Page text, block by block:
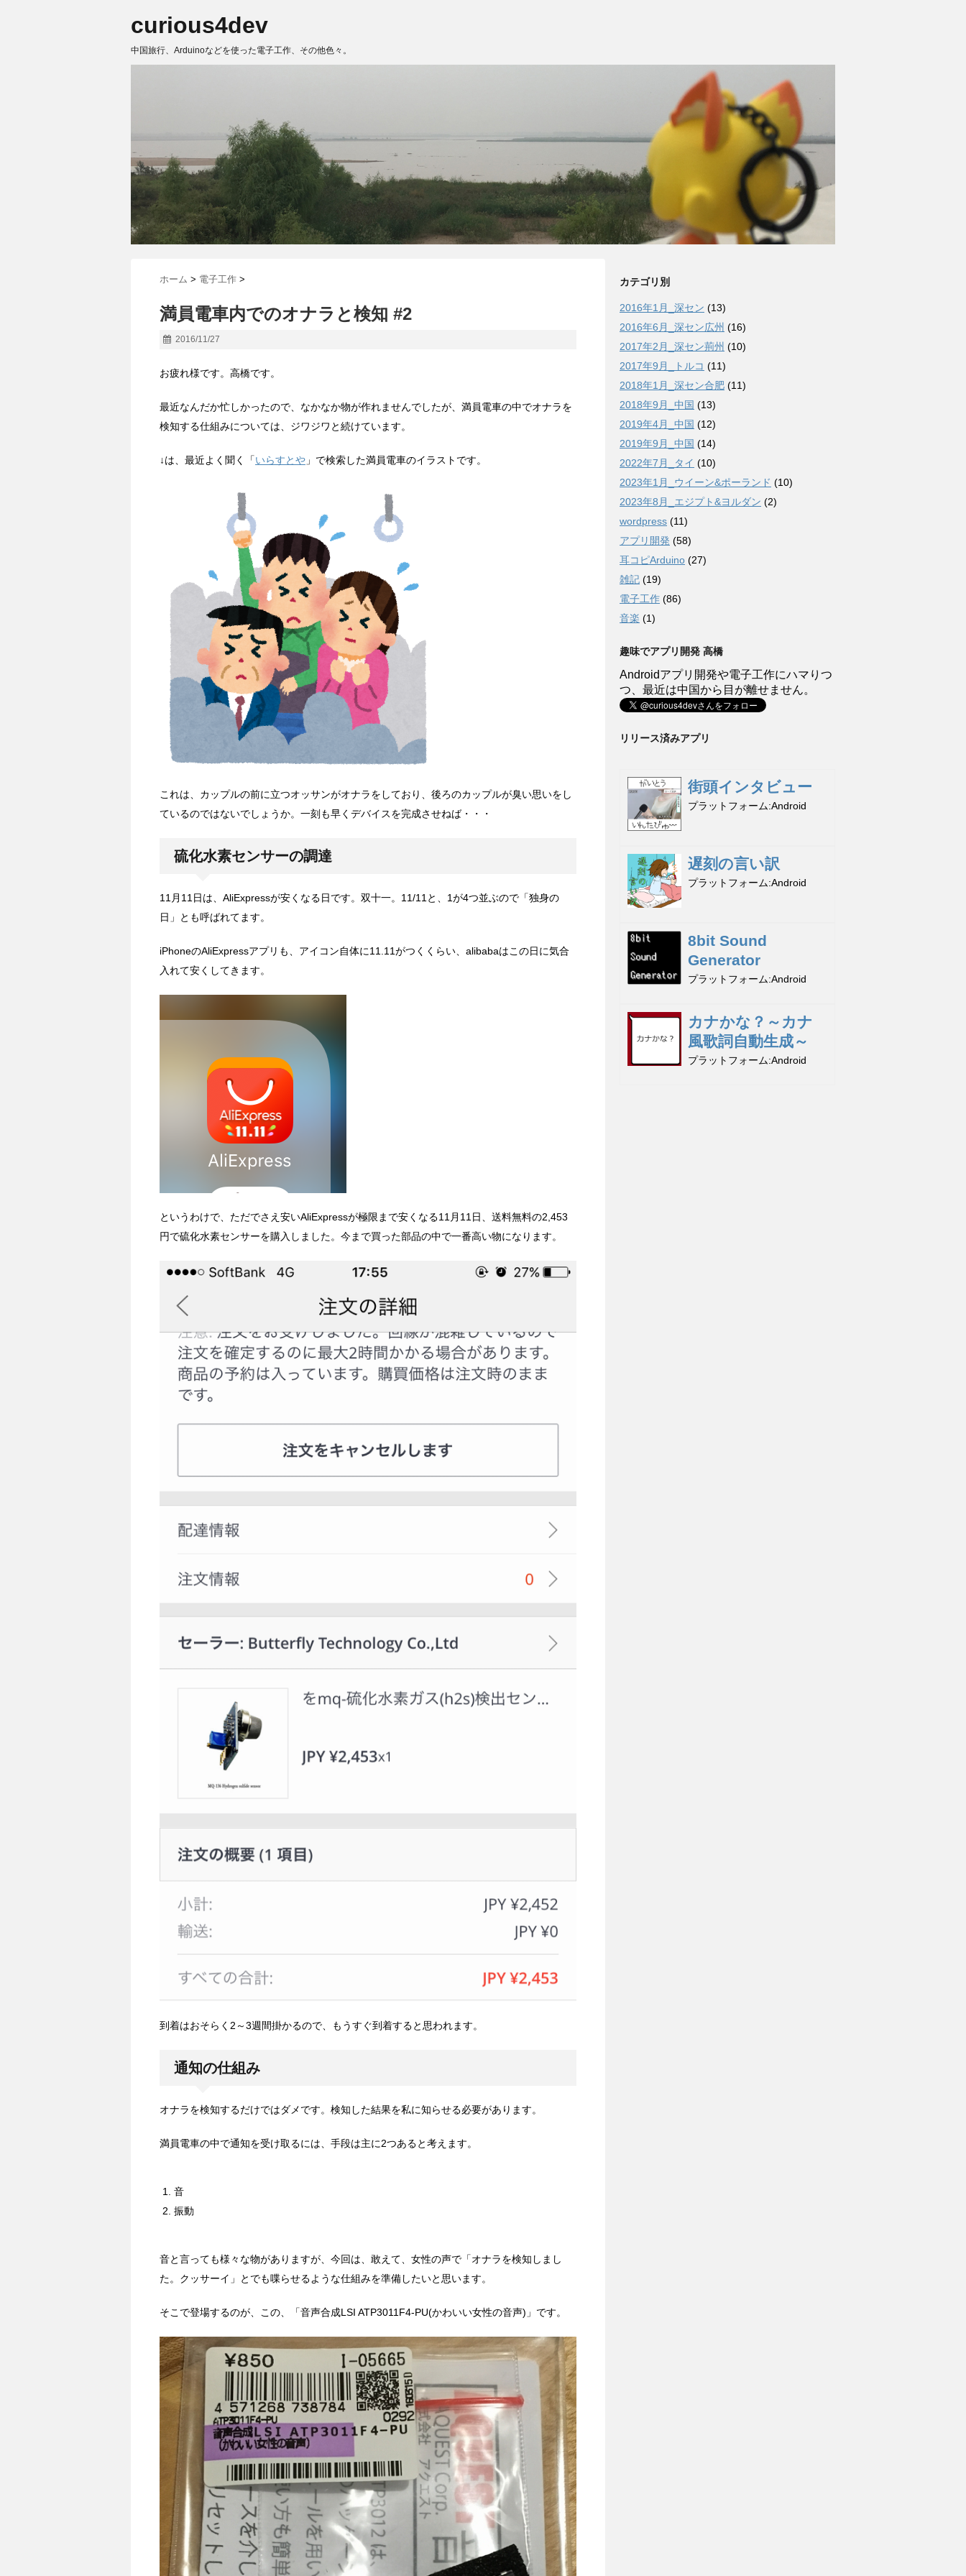
curious4dev
中国旅行、Arduinoなどを使った電子工作、その他色々。
ホーム > 電子工作 >
満員電車内でのオナラと検知 #2
2016/11/27
お疲れ様です。高橋です。
最近なんだか忙しかったので、なかなか物が作れませんでしたが、満員電車の中でオナラを
検知する仕組みについては、ジワジワと続けています。
↓は、最近よく聞く「いらすとや 」で検索した満員電車のイラストです。
これは、カップルの前に立つオッサンがオナラをしており、後ろのカップルが臭い思いをし
ているのではないでしょうか。一刻も早くデバイスを完成させねば・・・
硫化水素センサーの調達
11月11日は、AliExpressが安くなる日です。双十一。11/11と、1が4つ並ぶので「独身の
日」とも呼ばれてます。
iPhoneのAliExpressアプリも、アイコン自体に11.11がつくくらい、alibabaはこの日に気合
入れて安くしてきます。
というわけで、ただでさえ安いAliExpressが極限まで安くなる11月11日、送料無料の2,453
円で硫化水素センサーを購入しました。今まで買った部品の中で一番高い物になります。
到着はおそらく2～3週間掛かるので、もうすぐ到着すると思われます。
通知の仕組み
オナラを検知するだけではダメです。検知した結果を私に知らせる必要があります。
満員電車の中で通知を受け取るには、手段は主に2つあると考えます。
音
振動
音と言っても様々な物がありますが、今回は、敢えて、女性の声で「オナラを検知しまし
た。クッサーイ」とでも喋らせるような仕組みを準備したいと思います。
そこで登場するのが、この、「音声合成LSI ATP3011F4-PU(かわいい女性の音声)」です。
カテゴリ別
2016年1月_深セン (13)
2016年6月_深セン広州 (16)
2017年2月_深セン荊州 (10)
2017年9月_トルコ (11)
2018年1月_深セン合肥 (11)
2018年9月_中国 (13)
2019年4月_中国 (12)
2019年9月_中国 (14)
2022年7月_タイ (10)
2023年1月_ウイーン&ポーランド (10)
2023年8月_エジプト&ヨルダン (2)
wordpress (11)
アプリ開発 (58)
耳コピArduino (27)
雑記 (19)
電子工作 (86)
音楽 (1)
趣味でアプリ開発 高橋
Androidアプリ開発や電子工作にハマりつ
つ、最近は中国から目が離せません。
リリース済みアプリ
街頭インタビュー
プラットフォーム Android
遅刻の言い訳
プラットフォーム Android
8bit Sound
Generator
プラットフォーム Android
カナかな？～カナ
風歌詞自動生成～
プラットフォーム Android